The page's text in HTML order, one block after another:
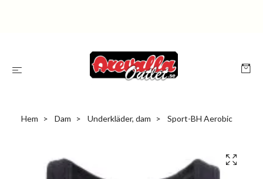
Hem Dam Underkläder, dam Sport-BH Aerobic